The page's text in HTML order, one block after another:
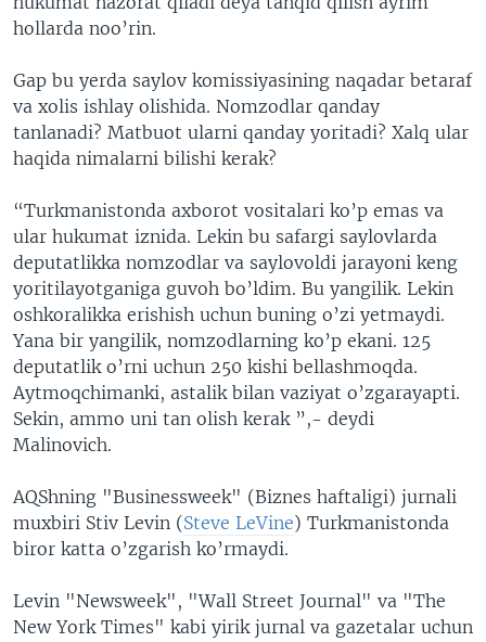
hollarda noo’rin.
Gap bu yerda saylov komissiyasining naqadar betaraf
va xolis ishlay olishida. Nomzodlar qanday
tanlanadi? Matbuot ularni qanday yoritadi? Xalq ular
haqida nimalarni bilishi kerak?
“Turkmanistonda axborot vositalari ko’p emas va
ular hukumat iznida. Lekin bu safargi saylovlarda
deputatlikka nomzodlar va saylovoldi jarayoni keng
yoritilayotganiga guvoh bo’ldim. Bu yangilik. Lekin
oshkoralikka erishish uchun buning o’zi yetmaydi.
Yana bir yangilik, nomzodlarning ko’p ekani. 125
deputatlik o’rni uchun 250 kishi bellashmoqda.
Aytmoqchimanki, astalik bilan vaziyat o’zgarayapti.
Sekin, ammo uni tan olish kerak ”,- deydi
Malinovich.
AQShning "Businessweek" (Biznes haftaligi) jurnali
muxbiri Stiv Levin (Steve LeVine) Turkmanistonda
biror katta o’zgarish ko’rmaydi.
Levin "Newsweek", "Wall Street Journal" va "The
New York Times" kabi yirik jurnal va gazetalar uchun